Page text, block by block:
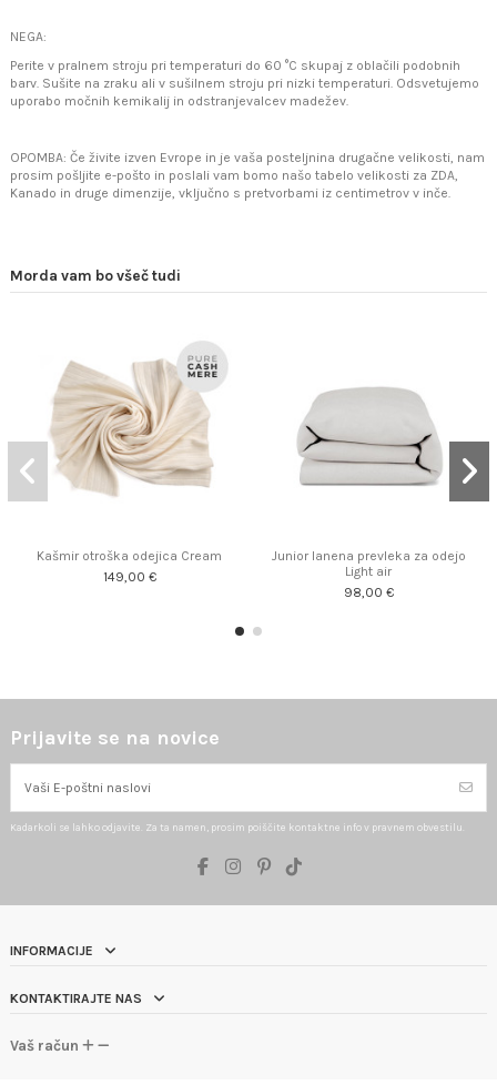
NEGA:
Perite v pralnem stroju pri temperaturi do 60 °C skupaj z oblačili podobnih
barv. Sušite na zraku ali v sušilnem stroju pri nizki temperaturi. Odsvetujemo
uporabo močnih kemikalij in odstranjevalcev madežev.
OPOMBA: Če živite izven Evrope in je vaša posteljnina drugačne velikosti, nam
prosim pošljite e-pošto in poslali vam bomo našo tabelo velikosti za ZDA,
Kanado in druge dimenzije, vključno s pretvorbami iz centimetrov v inče.
Morda vam bo všeč tudi
Kašmir otroška odejica Cream
149,00 €
Junior lanena prevleka za odejo
Light air
98,00 €
Prijavite se na novice
Kadarkoli se lahko odjavite. Za ta namen, prosim poiščite kontaktne info v pravnem obvestilu.
INFORMACIJE
KONTAKTIRAJTE NAS
Vaš račun